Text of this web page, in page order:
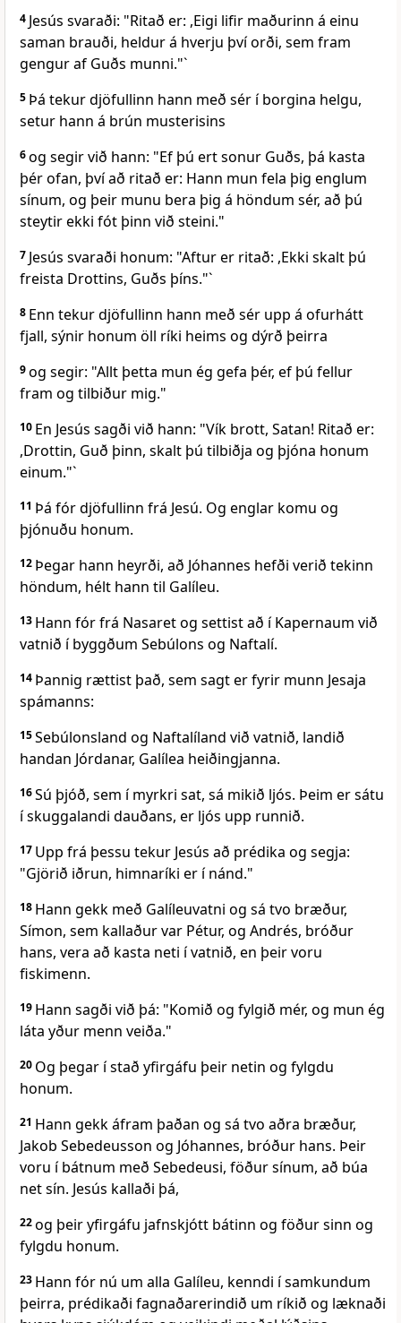
4 Jesús svaraði: "Ritað er: ,Eigi lifir maðurinn á einu
saman brauði, heldur á hverju því orði, sem fram
gengur af Guðs munni."`
5 Þá tekur djöfullinn hann með sér í borgina helgu,
setur hann á brún musterisins
6og segir við hann: "Ef þú ert sonur Guðs, þá kasta
þér ofan, því að ritað er: Hann mun fela þig englum
sínum, og þeir munu bera þig á höndum sér, að þú
steytir ekki fót þinn við steini."
7 Jesús svaraði honum: "Aftur er ritað: ,Ekki skalt þú
freista Drottins, Guðs þíns."`
8 Enn tekur djöfullinn hann með sér upp á ofurhátt
fjall, sýnir honum öll ríki heims og dýrð þeirra
9og segir: "Allt þetta mun ég gefa þér, ef þú fellur
fram og tilbiður mig."
10 En Jesús sagði við hann: "Vík brott, Satan! Ritað er:
,Drottin, Guð þinn, skalt þú tilbiðja og þjóna honum
einum."`
11 Þá fór djöfullinn frá Jesú. Og englar komu og
þjónuðu honum.
12 Þegar hann heyrði, að Jóhannes hefði verið tekinn
höndum, hélt hann til Galíleu.
13 Hann fór frá Nasaret og settist að í Kapernaum við
vatnið í byggðum Sebúlons og Naftalí.
14 Þannig rættist það, sem sagt er fyrir munn Jesaja
spámanns:
15Sebúlonsland og Naftalíland við vatnið, landið
handan Jórdanar, Galílea heiðingjanna.
16Sú þjóð, sem í myrkri sat, sá mikið ljós. Þeim er sátu
í skuggalandi dauðans, er ljós upp runnið.
17 Upp frá þessu tekur Jesús að prédika og segja:
"Gjörið iðrun, himnaríki er í nánd."
18 Hann gekk með Galíleuvatni og sá tvo bræður,
Símon, sem kallaður var Pétur, og Andrés, bróður
hans, vera að kasta neti í vatnið, en þeir voru
fiskimenn.
19 Hann sagði við þá: "Komið og fylgið mér, og mun ég
láta yður menn veiða."
20 Og þegar í stað yfirgáfu þeir netin og fylgdu
honum.
21 Hann gekk áfram þaðan og sá tvo aðra bræður,
Jakob Sebedeusson og Jóhannes, bróður hans. Þeir
voru í bátnum með Sebedeusi, föður sínum, að búa
net sín. Jesús kallaði þá,
22og þeir yfirgáfu jafnskjótt bátinn og föður sinn og
fylgdu honum.
23 Hann fór nú um alla Galíleu, kenndi í samkundum
þeirra, prédikaði fagnaðarerindið um ríkið og læknaði